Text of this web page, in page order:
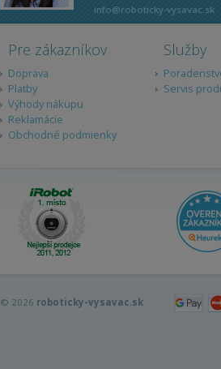
info@roboticky-vysavac.sk
Pre zákazníkov
Doprava
Platby
Výhody nákupu
Reklamácie
Obchodné podmienky
Služby
Servis
© 2026 roboticky-vysavac.sk